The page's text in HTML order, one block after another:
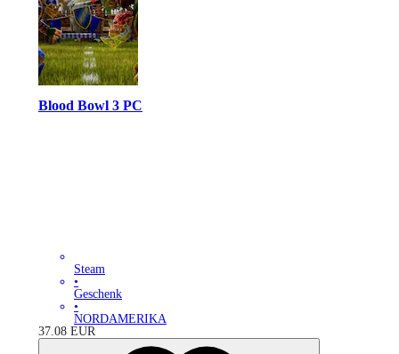
Blood Bowl 3 PC
Steam
•
Geschenk
•
NORDAMERIKA
37.08 EUR